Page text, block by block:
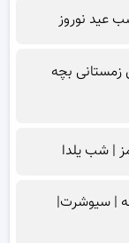
عید نوروز
زمستانی بچه
| شب یلدا
| سیوشرت|